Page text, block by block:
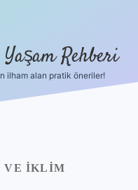
Rehberi
ilham alan pratik öneriler!
VE IKLIM